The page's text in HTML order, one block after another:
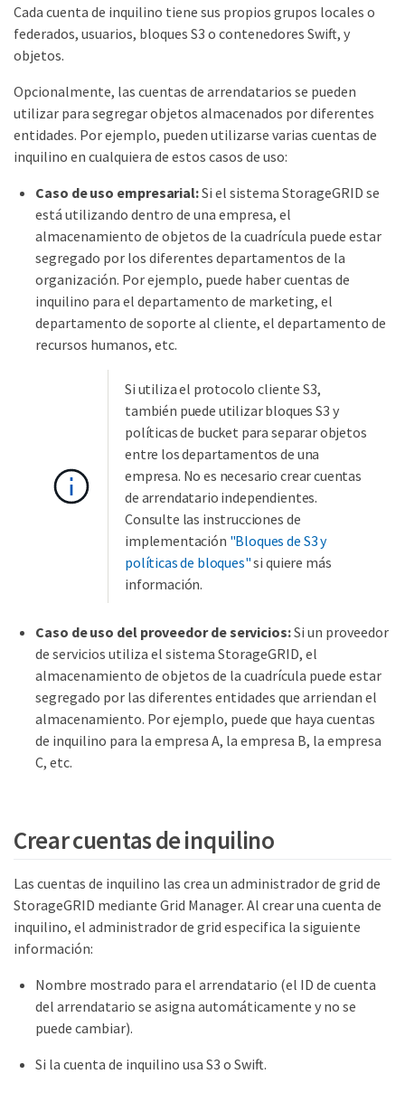
Cada cuenta de inquilino tiene sus propios grupos locales o
federados, usuarios, bloques S3 o contenedores Swift, y
objetos.
Opcionalmente, las cuentas de arrendatarios se pueden
utilizar para segregar objetos almacenados por diferentes
entidades. Por ejemplo, pueden utilizarse varias cuentas de
inquilino en cualquiera de estos casos de uso:
Caso de uso empresarial:Si el sistema StorageGRID se
está utilizando dentro de una empresa, el
almacenamiento de objetos de la cuadrícula puede estar
segregado por los diferentes departamentos de la
organización. Por ejemplo, puede haber cuentas de
inquilino para el departamento de marketing, el
departamento de soporte al cliente, el departamento de
recursos humanos, etc.
Si utiliza el protocolo cliente S3,
también puede utilizar bloques S3 y
políticas de bucket para separar objetos
entre los departamentos de una
empresa. No es necesario crear cuentas
de arrendatario independientes.
Consulte las instrucciones de
implementación "Bloques de S3 y
políticas de bloques"si quiere más
información.
Caso de uso del proveedor de servicios:Si un proveedor
de servicios utiliza el sistema StorageGRID, el
almacenamiento de objetos de la cuadrícula puede estar
segregado por las diferentes entidades que arriendan el
almacenamiento. Por ejemplo, puede que haya cuentas
de inquilino para la empresa A, la empresa B, la empresa
C, etc.
Crear cuentas de inquilino
Las cuentas de inquilino las crea un administrador de grid de
StorageGRID mediante Grid Manager. Al crear una cuenta de
inquilino, el administrador de grid especifica la siguiente
información:
Nombre mostrado para el arrendatario (el ID de cuenta
del arrendatario se asigna automáticamente y no se
puede cambiar).
Si la cuenta de inquilino usa S3 o Swift.